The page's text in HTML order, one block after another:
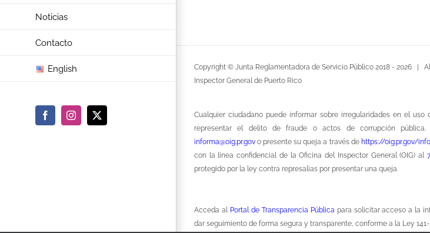
Noticias
Contacto
English
FacebookInstagram
X
Copyright © Junta Reglamentadora de Servicio Público 2018 - 2026 |
Inspector General de Puerto Rico
Cualquier ciudadano puede informar sobre irregularidades en el
representar el delito de fraude o actos de corrupción
informa@oig.pr.gov o presente su queja a través de https://oig.pr.gov/
con la línea confidencial de la Oficina del Inspector General (OIG) al
protegido por la ley contra represalias por presentar una queja.
Acceda al Portal de Transparencia Pública para solicitar acceso a la
dar seguimiento de forma segura y transparente, conforme a la Ley 141-